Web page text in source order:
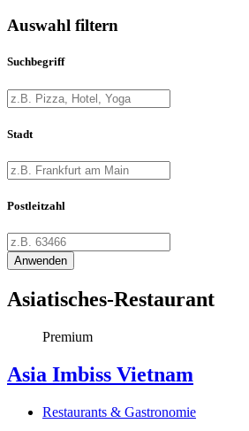
Auswahl filtern
Suchbegriff
Stadt
Postleitzahl
Anwenden
Asiatisches-Restaurant
Premium
Asia Imbiss Vietnam
Restaurants & Gastronomie